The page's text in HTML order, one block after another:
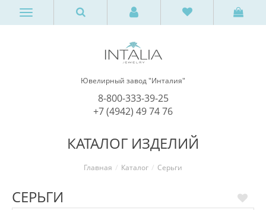
Ювелирный завод "Инталия"
8-800-333-39-25
+7 (4942) 49 74 76
КАТАЛОГ ИЗДЕЛИЙ
Главная Каталог Серьги
СЕРЬГИ